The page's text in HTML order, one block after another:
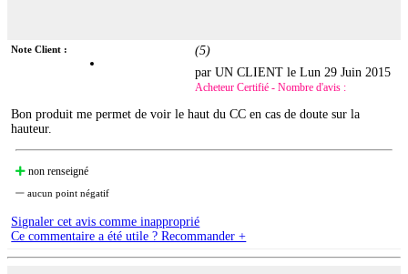
Note Client : (5)
par UN CLIENT leLun 29 Juin 2015
Acheteur Certifié - Nombre d'avis :
Bon produit me permet de voir le haut du CC en cas de doute sur la
hauteur.
non renseigné
aucun point négatif
Signaler cet avis comme inapproprié
Ce commentaire a été utile ? Recommander +